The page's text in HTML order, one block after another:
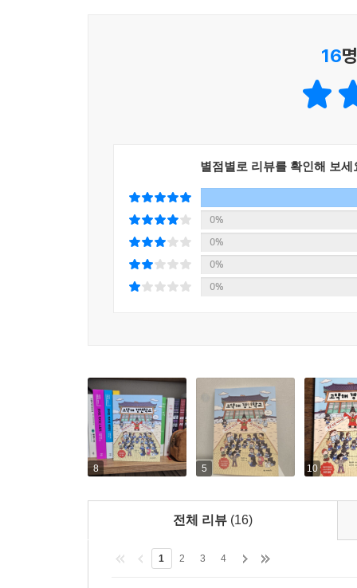
장이 나타났어요. 세종대왕이 신하들과 토론하고
“요즘 백성들이 굶주리고 있소. 이 문제를 해결할
“저는…… 바, 바우라고 합니다. 저기…… 저, 저는
바우가 우물쭈물하자 고약해 교장 선생님이 다정
“괜찮다. 천천히 말해 보거라.”
바우가 용기를 내어 말했어요.
“저는 덩치가 커서 다들 저를 무서워합니다. 말
끝까지 들어주는 친구들을 만났습니다.”
바우의 눈이 촉촉해졌어요.
“훌륭하구나! 서로의 생각을 듣고, 더 나은 방법이
세종대왕이 아이들을 둘러보며 천천히 말씀하셨어
--- p.125
고약해 경연학교의 문은 언제나 열려 있단다. 발
음의 상처를 입힌 친구, 내 말만 하고 남의 말은
경연식 토론은 서로 생각을 나누며 더 나은 길을
옳은 길인가’를 함께 찾아가는 여정이지.
받고 경연 토론법도 배우는 이야기예요. 개구쟁
감동을 준답니다.
세종대왕은 늘 “경의 생각이 아름답소!” 하며 신
냈지요. 그야말로 ‘세종대왕의 경연식 토론법’
토론이었지요. 여러분도 훈민초등학교의 다섯 친
고약해 교장 선생님이 여러분을 600여년 전, 세종
입학생이 되어 세종대왕의 일곱 가지 토론법을
못할까 봐 ‘열린 마음으로 주고받는 경연장’을 만
세심한 질문을 하며 경연을 더욱 무르익게 하셨어
선생님은 바로 이 세종대왕의 가르침을 바탕으
무엇을 배우는지 한번 볼까요?
16
별점별로 리뷰를 확인해 보세
0%
0%
0%
0%
8 5 10
전체 리뷰 (16)
1 2 3 4